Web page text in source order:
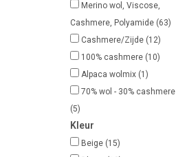
Merino wol, Viscose,
Cashmere, Polyamide (63)
Cashmere/Zijde (12)
100% cashmere (10)
Alpaca wolmix (1)
70% wol - 30% cashmere
(5)
Kleur
Beige (15)